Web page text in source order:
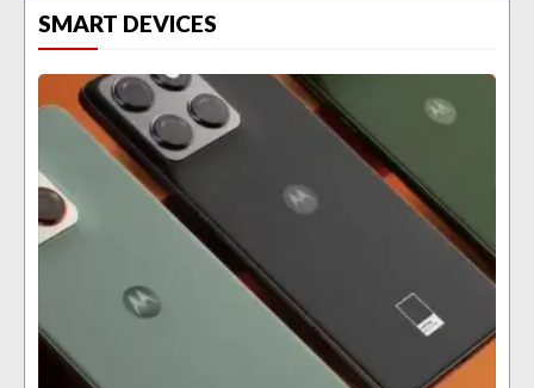
SMART DEVICES